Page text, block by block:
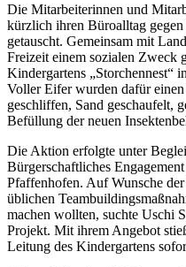
Die Mitarbeiterinnen und
kürzlich ihren Büroalltag
getauscht. Gemeinsam mit
Freizeit einem sozialen Zweck
Kindergartens „Storchennest“
Voller Eifer wurden dafür
geschliffen, Sand geschaufelt,
Befüllung der neuen
Die Aktion erfolgte unter
Bürgerschaftliches
Pfaffenhofen. Auf Wunsche
üblichen
machen wollten, suchte Uschi
Projekt. Mit ihrem Angebot
Leitung des Kindergartens